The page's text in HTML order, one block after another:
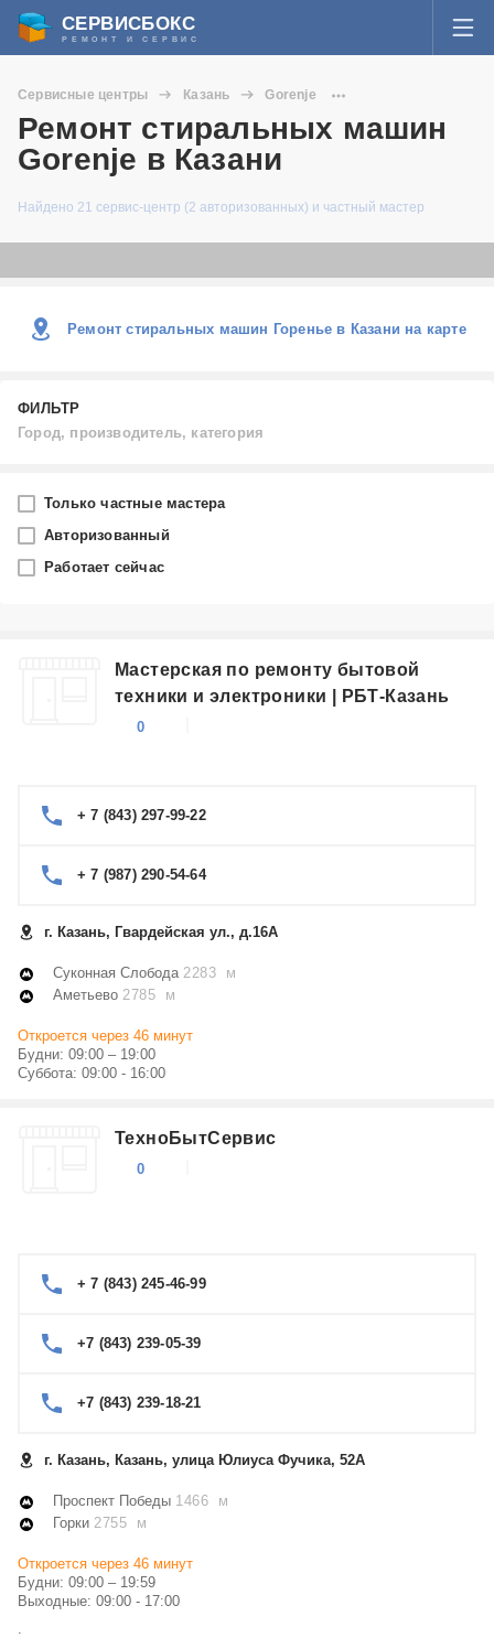
СЕРВИСБОКС
РЕМОНТ И СЕРВИС
Я забыл пароль
СЕРВИСЫ И МАСТЕРА
ЗАДАТЬ ВОПРОС МАСТЕРАМ
Сервисные центры Казань
Gorenje
Стиральные машины
Ремонт стиральных машин
Gorenje в Казани
Найдено 21 сервис-центр (2 авторизованных) и частный мастер
Ремонт стиральных машин Горенье в Казани на карте
ФИЛЬТР
Город, производитель, категория
Казань
Производитель
Только частные мастера
Авторизованный
Работает сейчас
Мастерская по ремонту бытовой
техники и электроники | РБТ-Казань
0
+ 7 (843) 297-99-22
+ 7 (987) 290-54-64
г. Казань, Гвардейская ул., д.16А
Суконная Слобода2283 м
Аметьево 2785 м
Откроется через 46 минут
Будни: 09:00 – 19:00
Суббота: 09:00 - 16:00
ТехноБытСервис
0
+ 7 (843) 245-46-99
+7 (843) 239-05-39
+7 (843) 239-18-21
г. Казань, Казань, улица Юлиуса Фучика, 52А
Проспект Победы 1466 м
Горки 2755 м
Откроется через 46 минут
Будни: 09:00 – 19:59
Выходные: 09:00 - 17:00
.